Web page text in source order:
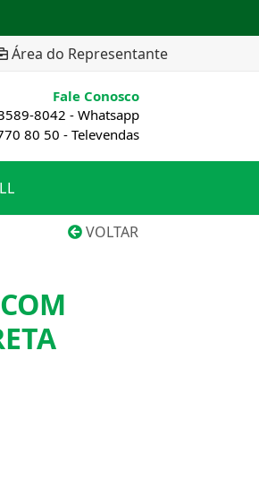
Área do Representante
Fale Conosco
8042 - Whatsapp
80 50 - Televendas
VOLTAR